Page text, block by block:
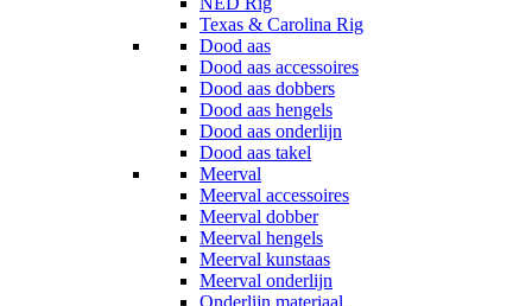
Texas & Carolina Rig
Dood aas
Dood aas accessoires
Dood aas dobbers
Dood aas hengels
Dood aas onderlijn
Dood aas takel
Meerval
Meerval accessoires
Meerval dobber
Meerval hengels
Meerval kunstaas
Meerval onderlijn
Onderlijn materiaal